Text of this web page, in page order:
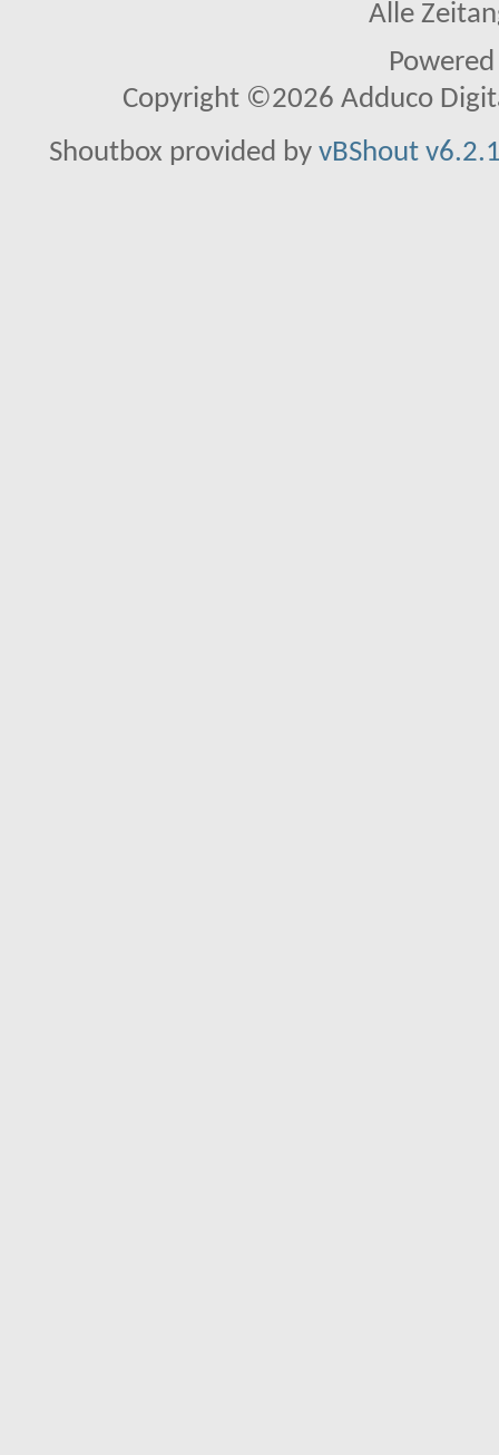
Alle
Copyright ©2026 Adduco
Shoutbox provided by vBShout